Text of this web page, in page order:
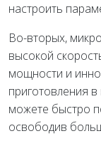
настроить
Во-вторых,
высокой
мощности и
приготовления
можете быстро
освободив